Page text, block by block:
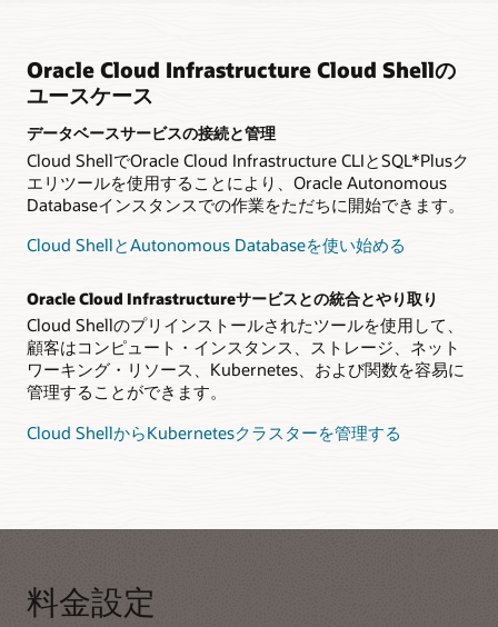
ユーザーはセッション間で作業を保存したり、継続中のプロ
ジェクトにすばやく戻ったりできます。
無料
Cloud Shellが 月額テナンシー制限内に限り無料で利用できま
す。
Cloud Shell のドキュメント
Cloud ShellによるOracle Container Engine for
Kubernetesクラスターへのアクセス
DevOpsやエンジニアや開発者は、ハンズオンラボ
て、Container Engine for Kubernetesクラスターを導入、接
続して、サンプルアプリケーションを、すべてCloud Shell内
部で実行できます。
Oracle Functionsとの統合
ストールと構成を行わずに、数分でCloud ShellでのOracle
Functionsの導入、構成、およびテストが可能になります。
ワークショップ: Oracle Cloud Shellを使用してOracle
Container Engine for Kubernetesクラスターを導入する
Oracle Cloud Infrastructure Cloud Shellの
ユースケース
データベースサービスの接続と管理
Cloud ShellでOracle Cloud Infrastructure CLIとSQL*Plusク
エリツールを使用することにより、Oracle Autonomous
Databaseインスタンスでの作業をただちに開始できます。
Cloud ShellとAutonomous Databaseを使い始める
Oracle Cloud Infrastructureサービスとの統合とやり取り
Cloud Shellのプリインストールされたツールを使用して、
顧客はコンピュート・インスタンス、ストレージ、ネット
ワーキング・リソース、Kubernetes、および関数を容易に
管理することができます。
Cloud ShellからKubernetesクラスターを管理する
料金設定